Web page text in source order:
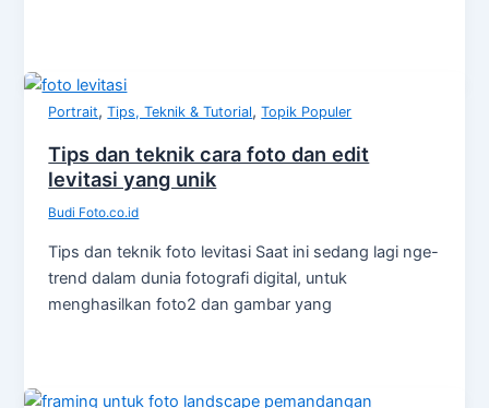
Portrait,Tips, Teknik & Tutorial,Topik Populer
Tips dan teknik cara foto dan edit
levitasi yang unik
Budi Foto.co.id
Tips dan teknik foto levitasi Saat ini sedang lagi nge-
trend dalam dunia fotografi digital, untuk
menghasilkan foto2 dan gambar yang